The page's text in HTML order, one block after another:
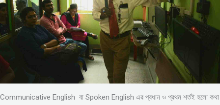
Communicative English বা Spoken English এর প্রধান ও প্রথম শর্তই হলো কথা